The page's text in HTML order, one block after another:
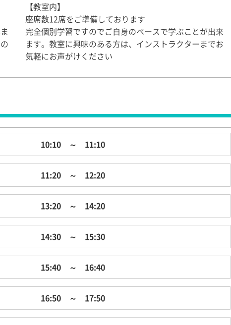
【教室内】
座席数12席をご準備しております
完全個別学習ですのでご自身のペースで学ぶことが出来
ます。教室に興味のある方は、インストラクターまでお
気軽にお声がけください
10:10 ～ 11:10
11:20 ～ 12:20
13:20 ～ 14:20
14:30 ～ 15:30
15:40 ～ 16:40
16:50 ～ 17:50